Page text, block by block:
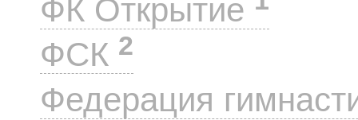
ФК Открытие
ФСК 2
Федерация